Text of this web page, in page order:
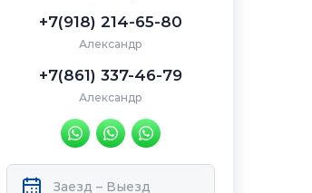
+7(918) 214-65-80
Александр
+7(861) 337-46-79
Александр